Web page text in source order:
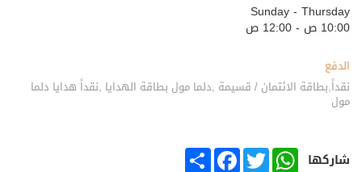
Sunday - Thursday
10:00 ص - 12:00 ص
الدفع
نقداً,بطاقة الائتمان / قسيمة ,دلما مول بطاقة الهدايا ,نقداً هدايا دلما
مول
شاركها SHARE
FACEBOOKTWITTER
WHATSAPP